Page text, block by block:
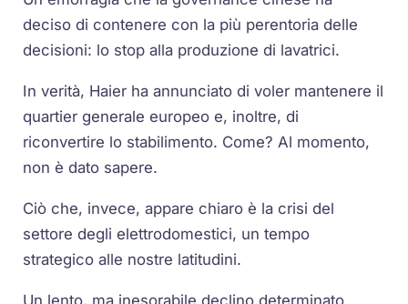
deciso di contenere con la più perentoria delle
decisioni: lo stop alla produzione di lavatrici.
In verità, Haier ha annunciato di voler mantenere il
quartier generale europeo e, inoltre, di
riconvertire lo stabilimento. Come? Al momento,
non è dato sapere.
Ciò che, invece, appare chiaro è la crisi del
settore degli elettrodomestici, un tempo
strategico alle nostre latitudini.
Un lento, ma inesorabile declino determinato